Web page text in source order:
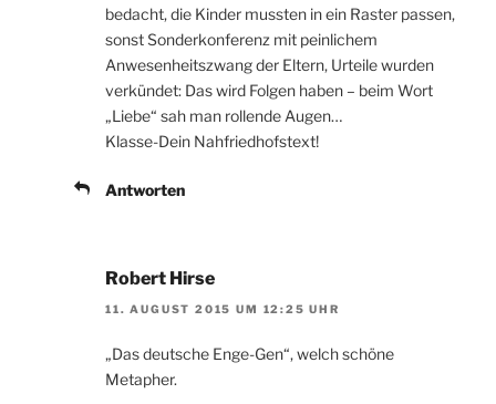
bedacht, die Kinder mussten in ein Raster passen,
sonst Sonderkonferenz mit peinlichem
Anwesenheitszwang der Eltern, Urteile wurden
verkündet: Das wird Folgen haben – beim Wort
„Liebe“ sah man rollende Augen…
Klasse-Dein Nahfriedhofstext!
Antworten
Robert Hirse
11. AUGUST 2015 UM 12:25 UHR
„Das deutsche Enge-Gen“, welch schöne
Metapher.